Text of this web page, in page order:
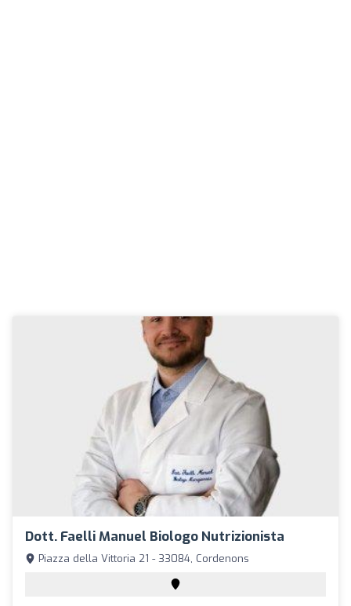
Dott. Faelli Manuel Biologo Nutrizionista
Piazza della Vittoria 21 - 33084, Cordenons